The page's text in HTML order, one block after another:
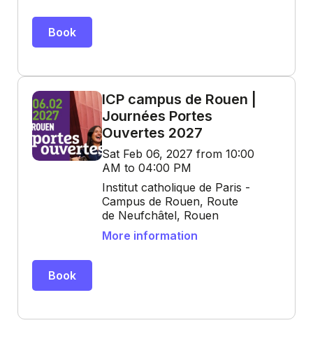
Book
ICP campus de Rouen |
Journées Portes
Ouvertes 2027
Sat Feb 06, 2027 from 10:00
AM to 04:00 PM
Institut catholique de Paris -
Campus de Rouen, Route
de Neufchâtel, Rouen
More information
Book